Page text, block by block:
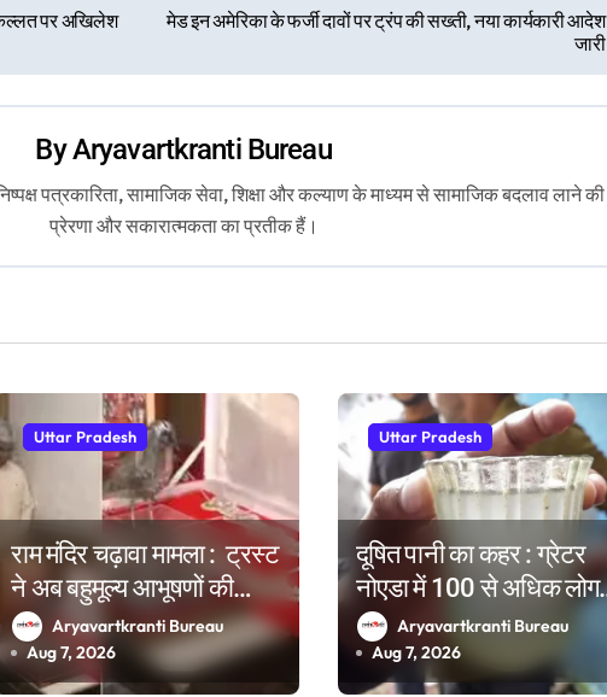
पर अखिलेश
मेड इन अमेरिका के फर्जी दावों पर ट्रंप की सख्ती, नया कार्यकारी आदेश
जारी
ByAryavartkranti Bureau
पत्रकारिता, सामाजिक सेवा, शिक्षा और कल्याण के माध्यम से सामाजिक बदलाव लाने की
प्रेरणा और सकारात्मकता का प्रतीक हैं।
Uttar Pradesh
राम मंदिर चढ़ावा मामला : ट्रस्ट
ने अब बहुमूल्य आभूषणों की
कराई वीडियोग्राफी, वेबसाइट
पर दिखाने की तैयारी
Aryavartkranti Bureau
Aug 7, 2026
Uttar Pradesh
दूषित पानी का कहर : ग्रेटर
नोएडा में 100 से अधिक लोग
बीमार, सोसाइटी के 1640
परिवारों में दहशत
Aryavartkranti Bureau
Aug 7, 2026